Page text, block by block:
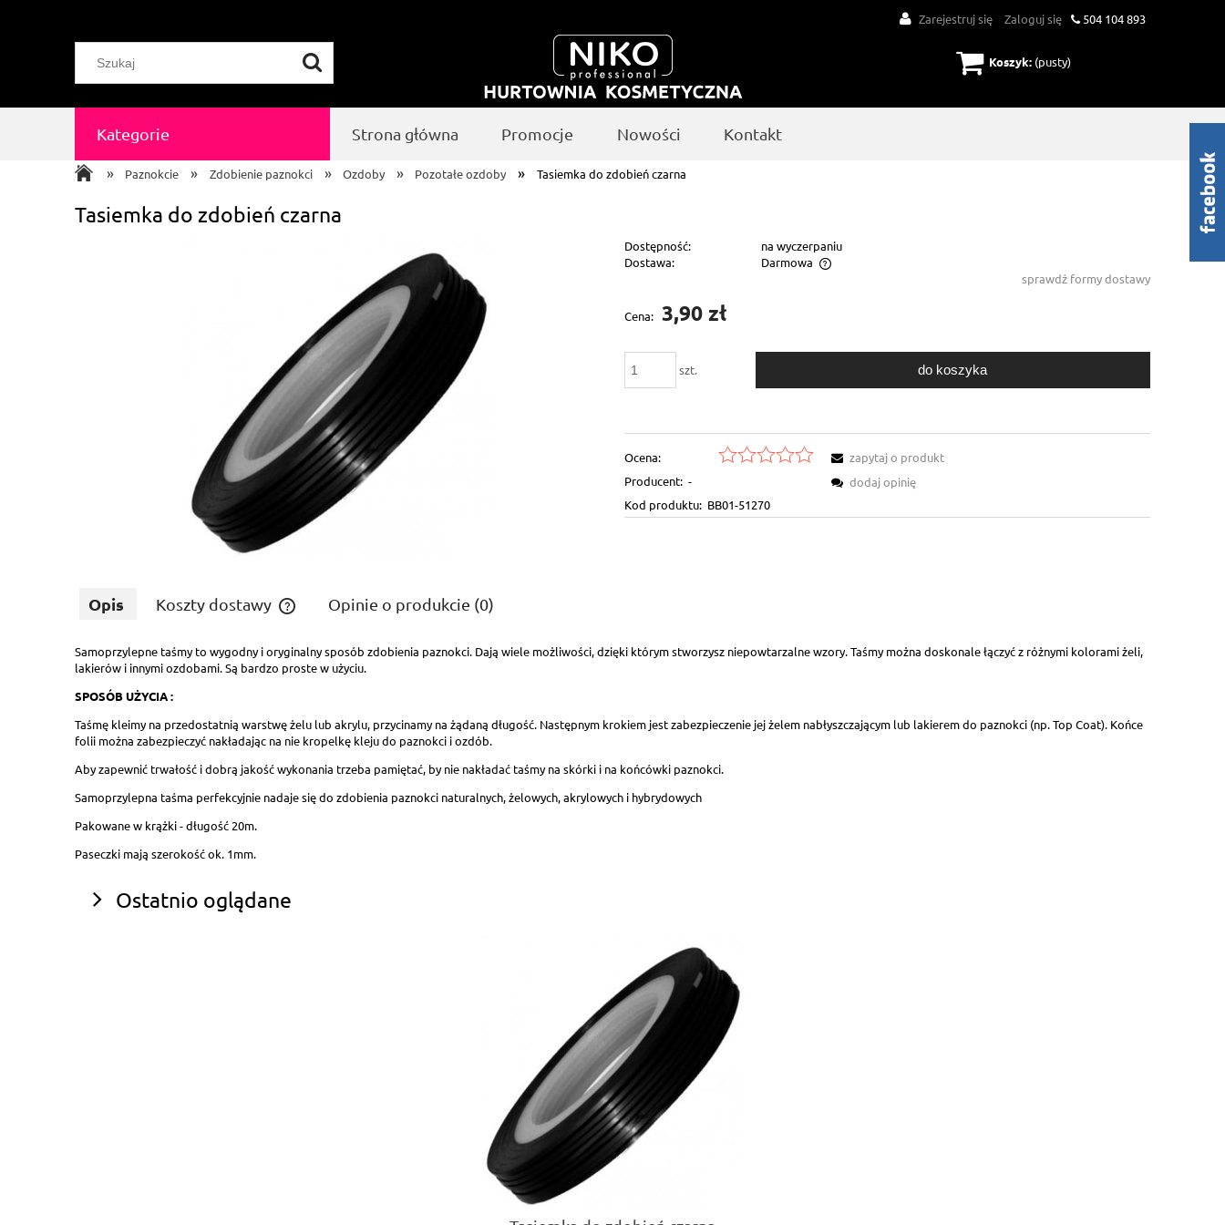
504 104 893
Zarejestruj się Zaloguj się
Koszyk: (pusty)
Kategorie Strona główna Promocje Nowości Kontakt
» Paznokcie » Zdobienie paznokci » Ozdoby » Pozotałe ozdoby » Tasiemka do zdobień czarna
Tasiemka do zdobień czarna
Dostępność:
na wyczerpaniu
Dostawa:
Darmowa
Cena nie zawiera ewentualnych kosztów
płatności
sprawdź formy dostawy
Cena: 3,90 zł
szt. do koszyka
Ocena:
Producent: -
Kod produktu: BB01-51270
zapytaj o produkt
dodaj opinię
Opis Koszty dostawy
Cena nie zawiera ewentualnych kosztów
płatności
Opinie o produkcie (0)
Samoprzylepne taśmy to wygodny i oryginalny sposób zdobienia paznokci. Dają wiele możliwości, dzięki którym stworzysz niepowtarzalne wzory. Taśmy można doskonale łączyć z różnymi kolorami żeli,
lakierów i innymi ozdobami. Są bardzo proste w użyciu.
SPOSÓB UŻYCIA :
Taśmę kleimy na przedostatnią warstwę żelu lub akrylu, przycinamy na żądaną długość. Następnym krokiem jest zabezpieczenie jej żelem nabłyszczającym lub lakierem do paznokci (np. Top Coat). Końce
folii można zabezpieczyć nakładając na nie kropelkę kleju do paznokci i ozdób.
Aby zapewnić trwałość i dobrą jakość wykonania trzeba pamiętać, by nie nakładać taśmy na skórki i na końcówki paznokci.
Samoprzylepna taśma perfekcyjnie nadaje się do zdobienia paznokci naturalnych, żelowych, akrylowych i hybrydowych
Pakowane w krążki - długość 20m.
Paseczki mają szerokość ok. 1mm.
Ostatnio oglądane